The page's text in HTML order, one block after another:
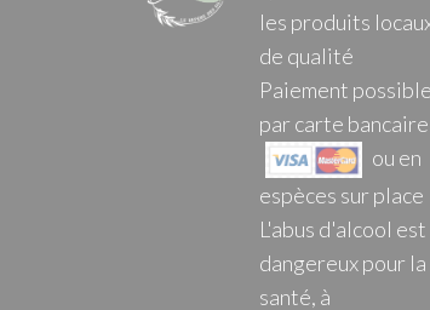
les produits
de qualité
Paiement possible
par carte bancaire
ou en
espèces sur place
L'abus d'alcool est
dangereux pour la
santé, à